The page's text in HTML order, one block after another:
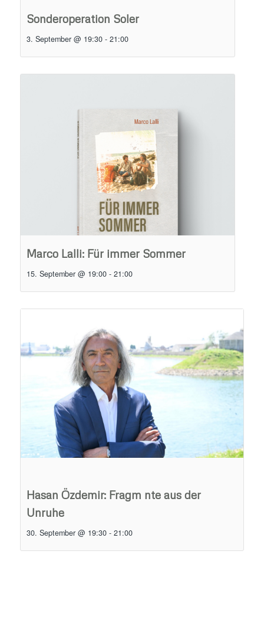
Sonderoperation Soler
3. September @ 19:30 - 21:00
Marco Lalli: Für immer Sommer
15. September @ 19:00 - 21:00
Hasan Özdemir: Fragm nte aus der
Unruhe
30. September @ 19:30 - 21:00